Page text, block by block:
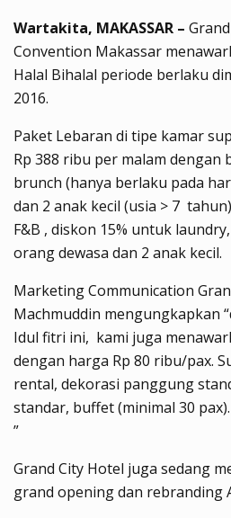
Wartakita, MAKASSAR –
Convention Makassar
Halal Bihalal periode berlaku
2016.
Paket Lebaran di tipe kamar
Rp 388 ribu per malam
brunch (hanya berlaku pada
dan 2 anak kecil (usia > 7
F&B , diskon 15% untuk
orang dewasa dan 2 anak kecil.
Marketing Communication
Machmuddin mengungkapkan
Idul fitri ini, kami juga
dengan harga Rp 80 ribu/pax.
rental, dekorasi panggung
standar, buffet (minimal 30
”
Grand City Hotel juga sedang
grand opening dan rebranding